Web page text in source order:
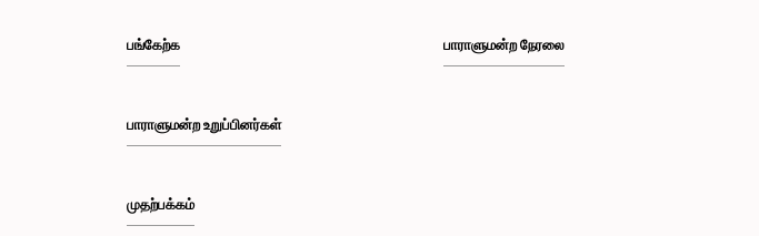
பங்கேற்க
பாராளுமன்ற உறுப்பினர்கள்
முதற்பக்கம்
பாராளுமன்ற நேரலை